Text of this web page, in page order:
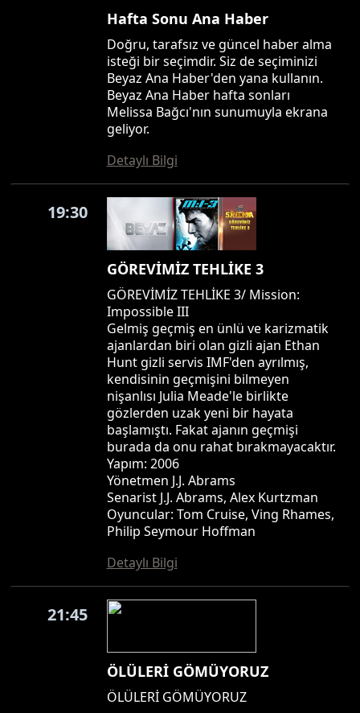
Hafta Sonu Ana Haber
Doğru, tarafsız ve güncel haber alma
isteği bir seçimdir. Siz de seçiminizi
Beyaz Ana Haber'den yana kullanın.
Beyaz Ana Haber hafta sonları
Melissa Bağcı'nın sunumuyla ekrana
geliyor.
Detaylı Bilgi
19:30
GÖREVİMİZ TEHLİKE 3
GÖREVİMİZ TEHLİKE 3/ Mission:
Impossible III
Gelmiş geçmiş en ünlü ve karizmatik
ajanlardan biri olan gizli ajan Ethan
Hunt gizli servis IMF'den ayrılmış,
kendisinin geçmişini bilmeyen
nişanlısı Julia Meade'le birlikte
gözlerden uzak yeni bir hayata
başlamıştı. Fakat ajanın geçmişi
burada da onu rahat bırakmayacaktır.
Yapım: 2006
Yönetmen J.J. Abrams
Senarist J.J. Abrams, Alex Kurtzman
Oyuncular: Tom Cruise, Ving Rhames,
Philip Seymour Hoffman
Detaylı Bilgi
21:45
ÖLÜLERİ GÖMÜYORUZ
ÖLÜLERİ GÖMÜYORUZ